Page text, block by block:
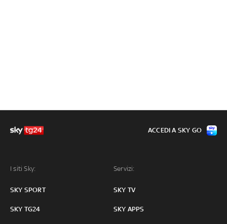
I siti Sky:
SKY SPORT
SKY TG24
Servizi:
SKY TV
SKY APPS
ACCEDI A SKY GO